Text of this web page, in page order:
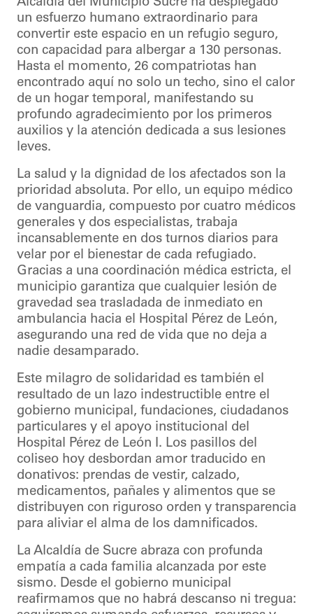
un esfuerzo humano extraordinario para
convertir este espacio en un refugio seguro,
con capacidad para albergar a 130 personas.
Hasta el momento, 26 compatriotas han
encontrado aquí no solo un techo, sino el calor
de un hogar temporal, manifestando su
profundo agradecimiento por los primeros
auxilios y la atención dedicada a sus lesiones
leves.
La salud y la dignidad de los afectados son la
prioridad absoluta. Por ello, un equipo médico
de vanguardia, compuesto por cuatro médicos
generales y dos especialistas, trabaja
incansablemente en dos turnos diarios para
velar por el bienestar de cada refugiado.
Gracias a una coordinación médica estricta, el
municipio garantiza que cualquier lesión de
gravedad sea trasladada de inmediato en
ambulancia hacia el Hospital Pérez de León,
asegurando una red de vida que no deja a
nadie desamparado.
Este milagro de solidaridad es también el
resultado de un lazo indestructible entre el
gobierno municipal, fundaciones, ciudadanos
particulares y el apoyo institucional del
Hospital Pérez de León I. Los pasillos del
coliseo hoy desbordan amor traducido en
donativos: prendas de vestir, calzado,
medicamentos, pañales y alimentos que se
distribuyen con riguroso orden y transparencia
para aliviar el alma de los damnificados.
La Alcaldía de Sucre abraza con profunda
empatía a cada familia alcanzada por este
sismo. Desde el gobierno municipal
reafirmamos que no habrá descanso ni tregua: